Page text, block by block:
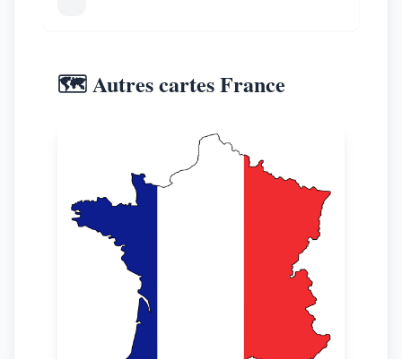
🗺️ Autres cartes France